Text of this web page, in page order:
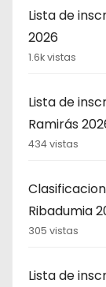
Lista de
2026
1.6k vistas
Lista de
Ramirás
434 vistas
Ribadumia
305 vistas
Lista de